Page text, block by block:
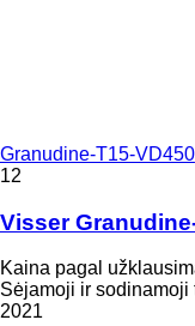
Granudine-T15-VD450
12
Visser
Kaina pagal
Sėjamoji ir
2021